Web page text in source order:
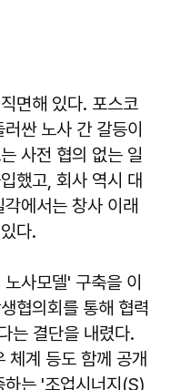
면해 있다. 포스코
싼 노사 간 갈등이
사전 협의 없는 일
했고, 회사 역시 대
에서는 창사 이래
다.
사모델' 구축을 이
협의회를 통해 협력
는 결단을 내렸다.
체계 등도 함께 공개
는 '조업시너지(S)